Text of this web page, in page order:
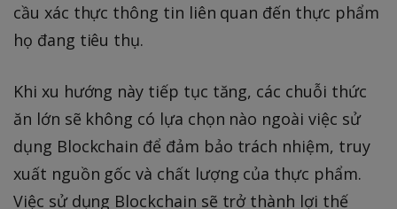
cầu xác thực thông tin liên quan đến thực phẩm
họ đang tiêu thụ.
Khi xu hướng này tiếp tục tăng, các chuỗi thức
ăn lớn sẽ không có lựa chọn nào ngoài việc sử
dụng Blockchain để đảm bảo trách nhiệm, truy
xuất nguồn gốc và chất lượng của thực phẩm.
Việc sử dụng Blockchain sẽ trở thành lợi thế